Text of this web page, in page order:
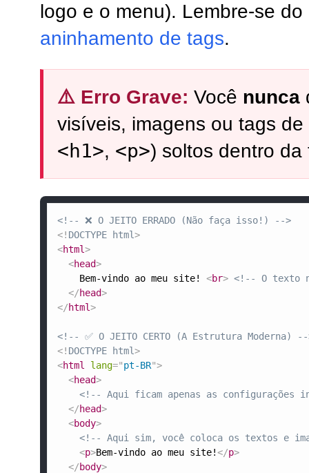
logo e o menu). Lembre-se
aninhamento de tags.
⚠️ Erro Grave: Você nunca
visíveis, imagens ou tags
<h1>, <p>) soltos dentro
<!-- ❌ O JEITO ERRADO (Não faça isso!) -->
<! DOCTYPE html>
<html>
<head>
    Bem-vindo ao meu site!
<br> <!-- O texto
</head>
</html>
<!-- ✅ O JEITO CERTO (A Estrutura Moderna) --
<! DOCTYPE html>
<html lang="pt-BR">
<head>
<!-- Aqui ficam apenas as configurações
</head>
<body>
<!-- Aqui sim, você coloca os textos e
<p>Bem-vindo ao meu site!</p>
</body>